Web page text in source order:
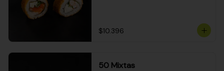
$10.396
50 Mixtas